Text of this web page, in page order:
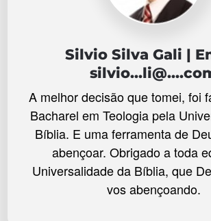
Silvio Silva Gali |
A melhor decisão que tomei, foi
Bacharel em Teologia pela
Bíblia. E uma ferramenta de
abençoar. Obrigado a toda
Universalidade da Bíblia, que
vos abençoando.